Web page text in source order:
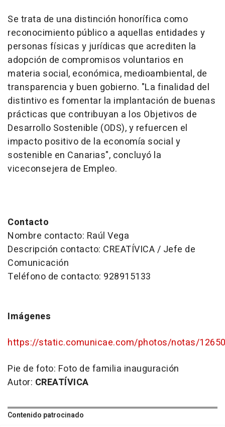
Se trata de una distinción honorífica como
reconocimiento público a aquellas entidades y
personas físicas y jurídicas que acrediten la
adopción de compromisos voluntarios en
materia social, económica, medioambiental, de
transparencia y buen gobierno. "La finalidad del
distintivo es fomentar la implantación de buenas
prácticas que contribuyan a los Objetivos de
Desarrollo Sostenible (ODS), y refuercen el
impacto positivo de la economía social y
sostenible en Canarias", concluyó la
viceconsejera de Empleo.
Contacto
Nombre contacto: Raúl Vega
Descripción contacto: CREATÍVICA / Jefe de
Comunicación
Teléfono de contacto: 928915133
Imágenes
https://static.comunicae.com/photos/notas/
Pie de foto: Foto de familia inauguración
Autor: CREATÍVICA
Contenido patrocinado